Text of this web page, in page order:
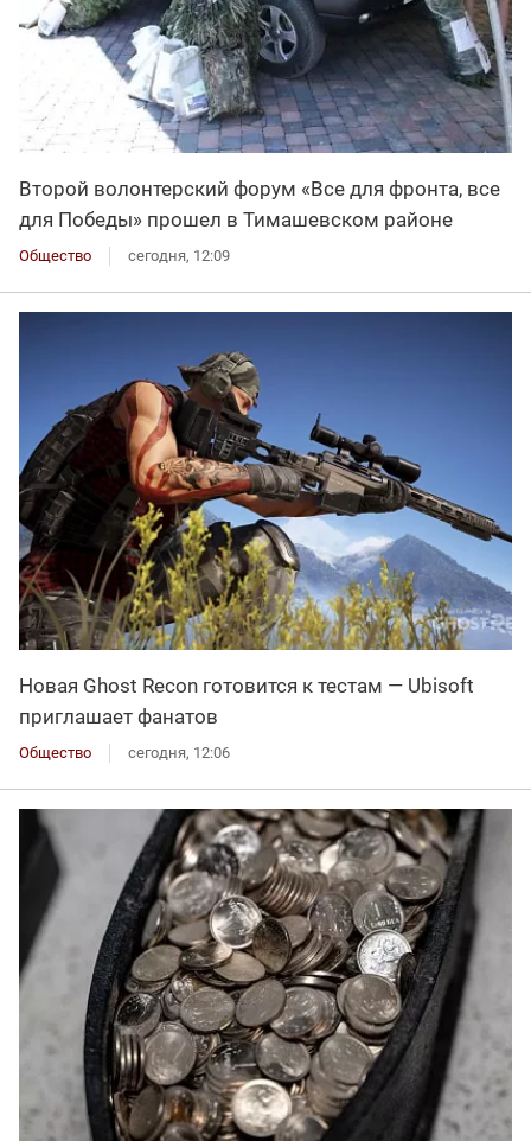
Второй волонтерский форум «Все для фронта, все
для Победы» прошел в Тимашевском районе
Общество сегодня, 12:09
Новая Ghost Recon готовится к тестам — Ubisoft
приглашает фанатов
Общество сегодня, 12:06